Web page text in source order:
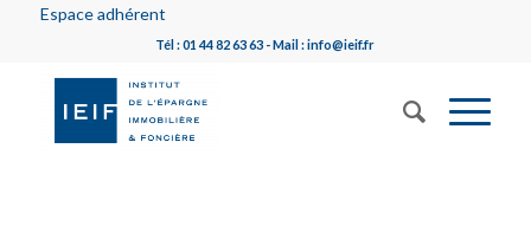
Espace adhérent
Tél : 01 44 82 63 63 - Mail : info@ieif.fr